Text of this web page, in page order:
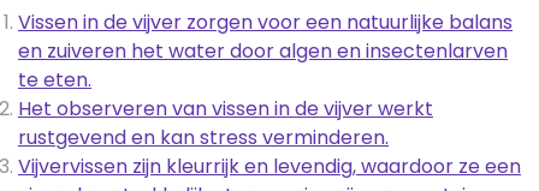
Vissen in de vijver zorgen voor een natuurlijke balans
en zuiveren het water door algen en insectenlarven
te eten.
Het observeren van vissen in de vijver werkt
rustgevend en kan stress verminderen.
Vijvervissen zijn kleurrijk en levendig, waardoor ze een